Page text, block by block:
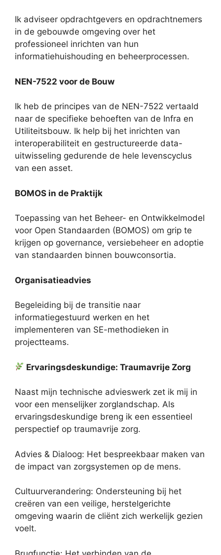
Ik adviseer opdrachtgevers en opdrachtnemers
in de gebouwde omgeving over het
professioneel inrichten van hun
informatiehuishouding en beheerprocessen.
NEN-7522 voor de Bouw
Ik heb de principes van de NEN-7522 vertaald
naar de specifieke behoeften van de Infra en
Utiliteitsbouw. Ik help bij het inrichten van
interoperabiliteit en gestructureerde data-
uitwisseling gedurende de hele levenscyclus
van een asset.
BOMOS in de Praktijk
Toepassing van het Beheer- en Ontwikkelmodel
voor Open Standaarden (BOMOS) om grip te
krijgen op governance, versiebeheer en adoptie
van standaarden binnen bouwconsortia.
Organisatieadvies
Begeleiding bij de transitie naar
informatiegestuurd werken en het
implementeren van SE-methodieken in
projectteams.
Ervaringsdeskundige: Traumavrije Zorg
Naast mijn technische advieswerk zet ik mij in
voor een menselijker zorglandschap. Als
ervaringsdeskundige breng ik een essentieel
perspectief op traumavrije zorg.
Advies & Dialoog: Het bespreekbaar maken van
de impact van zorgsystemen op de mens.
Cultuurverandering: Ondersteuning bij het
creëren van een veilige, herstelgerichte
omgeving waarin de cliënt zich werkelijk gezien
voelt.